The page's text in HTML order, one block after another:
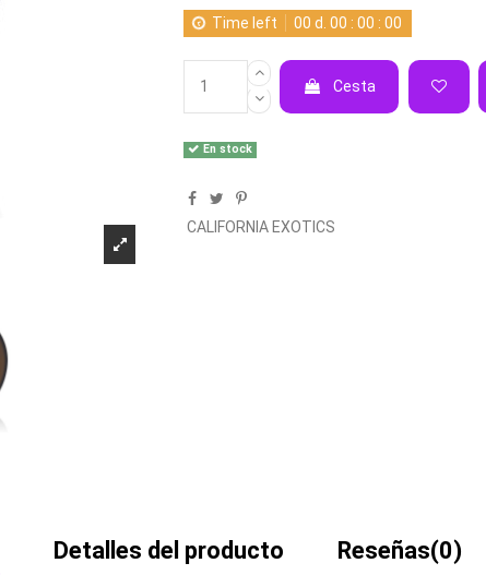
Time left 00 d. 00 :00 :00
Cesta
En stock
CALIFORNIA EXOTICS
Detalles del producto Reseñas(0)